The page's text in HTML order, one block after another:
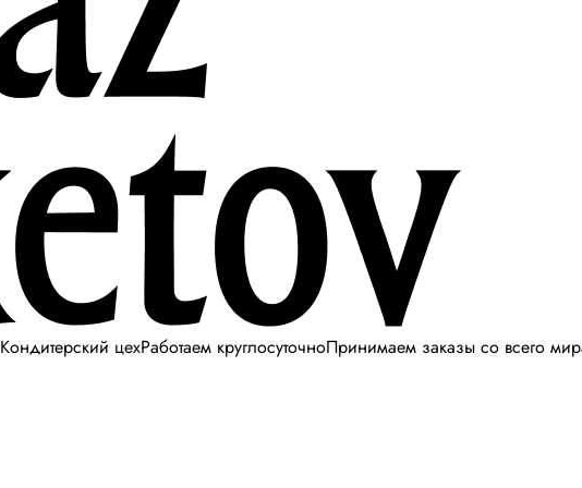
Кондитерский цехРаботаем круглосуточноПринимаем заказы со всего